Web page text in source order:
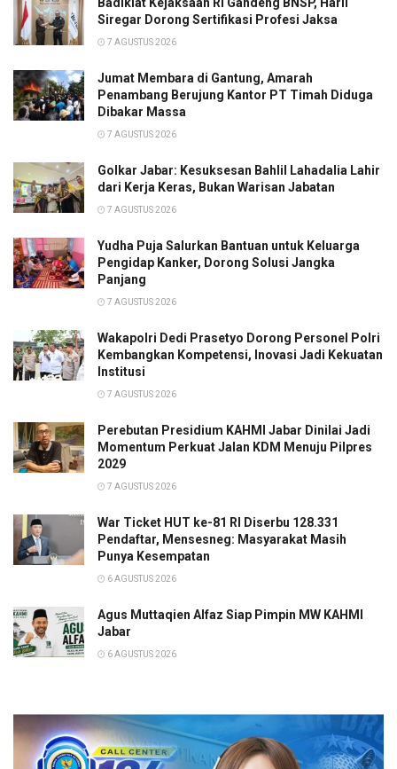
Badiklat Kejaksaan RI Gandeng BNSP, Harli
Siregar Dorong Sertifikasi Profesi Jaksa
7 AGUSTUS 2026
Jumat Membara di Gantung, Amarah
Penambang Berujung Kantor PT Timah Diduga
Dibakar Massa
7 AGUSTUS 2026
Golkar Jabar: Kesuksesan Bahlil Lahadalia Lahir
dari Kerja Keras, Bukan Warisan Jabatan
7 AGUSTUS 2026
Yudha Puja Salurkan Bantuan untuk Keluarga
Pengidap Kanker, Dorong Solusi Jangka
Panjang
7 AGUSTUS 2026
Wakapolri Dedi Prasetyo Dorong Personel Polri
Kembangkan Kompetensi, Inovasi Jadi Kekuatan
Institusi
7 AGUSTUS 2026
Perebutan Presidium KAHMI Jabar Dinilai Jadi
Momentum Perkuat Jalan KDM Menuju Pilpres
2029
7 AGUSTUS 2026
War Ticket HUT ke-81 RI Diserbu 128.331
Pendaftar, Mensesneg: Masyarakat Masih
Punya Kesempatan
6 AGUSTUS 2026
Agus Muttaqien Alfaz Siap Pimpin MW KAHMI
Jabar
6 AGUSTUS 2026